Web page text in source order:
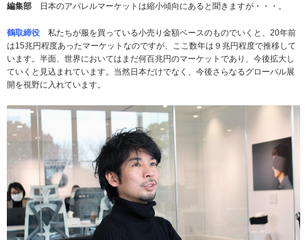
編集部 日本のアパレルマーケットは縮小傾向にあると聞きますが・・・。
鶴取締役
私たちが服を買っている小売り金額ベースのものでいくと、20年前
は15兆円程度あったマーケットなのですが、ここ数年は９兆円程度で推移して
います。半面、世界においてはまだ何百兆円のマーケットであり、今後拡大し
ていくと見込まれています。当然日本だけでなく、今後さらなるグローバル展
開を視野に入れています。